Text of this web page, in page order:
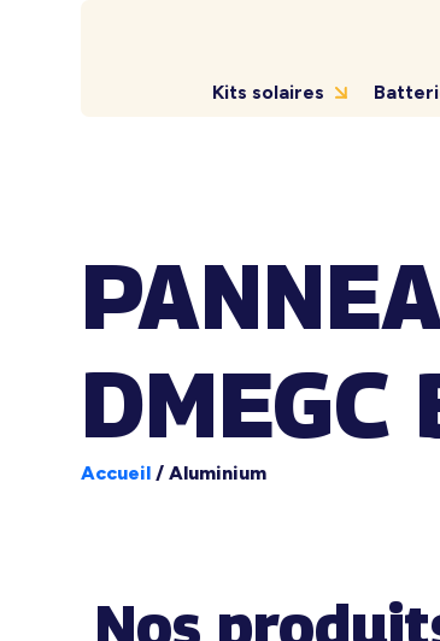
Kits solaires
DMEGC
Accueil /Aluminium
Nos